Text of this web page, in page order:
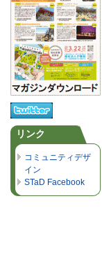
リンク
コミュニティデザ
イン
STaD Facebook